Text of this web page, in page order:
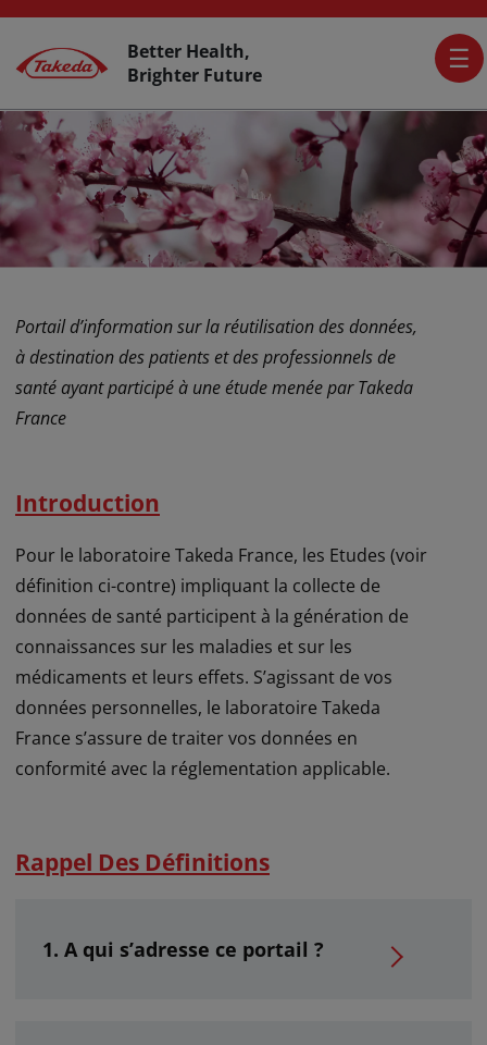
Activer L’accessibilité
Better Health,
Brighter Future
Portail d’information sur la réutilisation des données,
à destination des patients et des professionnels de
santé ayant participé à une étude menée par Takeda
France
Introduction
Pour le laboratoire Takeda France, les Etudes (voir
définition ci-contre) impliquant la collecte de
données de santé participent à la génération de
connaissances sur les maladies et sur les
médicaments et leurs effets. S’agissant de vos
données personnelles, le laboratoire Takeda
France s’assure de traiter vos données en
conformité avec la réglementation applicable.
Rappel Des Définitions
A qui s’adresse ce portail ?